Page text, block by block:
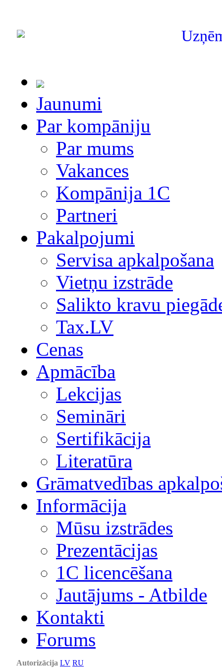
Jaunumi
Par kompāniju
Par mums
Vakances
Kompānija 1С
Partneri
Pakalpojumi
Servisa apkalpošana
Vietņu izstrāde
Salikto kravu
Tax.LV
Cenas
Apmācība
Lekcijas
Semināri
Sertifikācija
Literatūra
Grāmatvedības
Informācija
Mūsu izstrādes
Prezentācijas
1С licencēšana
Jautājums - Atbilde
Kontakti
Forums
Autorizācija LV RU